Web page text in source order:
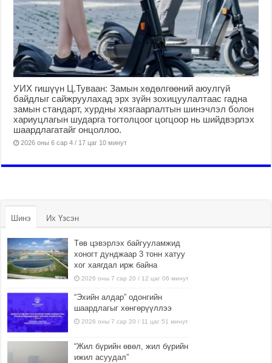
УИХ гишүүн Ц.Туваан: Замын хөдөлгөөний аюулгүй
байдлыг сайжруулахад эрх зүйн зохицуулалтаас гадна
замын стандарт, хурдны хязгаарлалтын шинэчлэл болон
хариуцлагын шударга тогтолцоог цогцоор нь шийдвэрлэх
шаардлагатайг онцоллоо.
2026 оны 6 сар 4 / 17 цаг 10 минут
Шинэ Их Үзсэн
Төв цэвэрлэх байгууламжид
хоногт дунджаар 3 тонн хатуу
хог хаягдал ирж байна
2026 оны 7 сар 20 / 12 цаг 06 минут
“Эхийн алдар” одонгийн
шаардлагыг хөнгөрүүллээ
2026 оны 7 сар 20 / 11 цаг 51 минут
“Жил бүрийн өвөл, жил бүрийн
ижил асуудал”